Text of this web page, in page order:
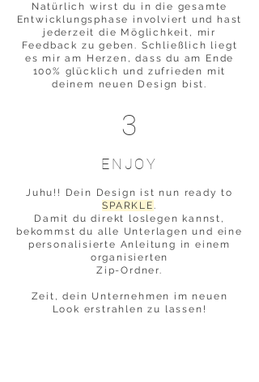
Natürlich wirst du in die gesamte
Entwicklungsphase involviert und hast
jederzeit die Möglichkeit, mir
Feedback zu geben. Schließlich liegt
es mir am Herzen, dass du am Ende
100% glücklich und zufrieden mit
deinem neuen Design bist.
3
ENJOY
Juhu!! Dein Design ist nun ready to
SPARKLE.
Damit du direkt loslegen kannst,
bekommst du alle Unterlagen und eine
personalisierte Anleitung in einem
organisierten
Zip-Ordner.
Zeit, dein Unternehmen im neuen
Look erstrahlen zu lassen!